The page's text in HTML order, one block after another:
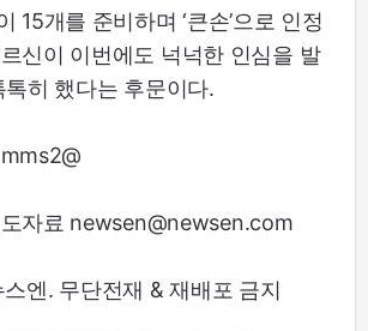
15개를 준비하며 ‘큰손’으로 인정
신이 이번에도 넉넉한 인심을 발
히 했다는 후문이다.
자료 newsen@newsen.com
엔. 무단전재 & 재배포 금지